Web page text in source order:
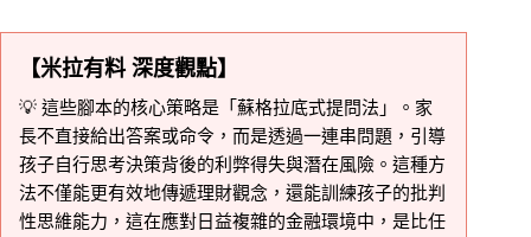
【米拉有料 深度觀點】
💡 這些腳本的核心策略是「蘇格拉底式提問法」。家
長不直接給出答案或命令，而是透過一連串問題，引導
孩子自行思考決策背後的利弊得失與潛在風險。這種方
法不僅能更有效地傳遞理財觀念，還能訓練孩子的批判
性思維能力，這在應對日益複雜的金融環境中，是比任